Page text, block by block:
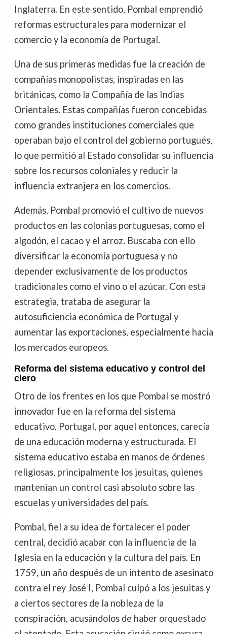
Inglaterra. En este sentido, Pombal emprendió
reformas estructurales para modernizar el
comercio y la economía de Portugal.
Una de sus primeras medidas fue la creación de
compañías monopolistas, inspiradas en las
británicas, como la Compañía de las Indias
Orientales. Estas compañías fueron concebidas
como grandes instituciones comerciales que
operaban bajo el control del gobierno portugués,
lo que permitió al Estado consolidar su influencia
sobre los recursos coloniales y reducir la
influencia extranjera en los comercios.
Además, Pombal promovió el cultivo de nuevos
productos en las colonias portuguesas, como el
algodón, el cacao y el arroz. Buscaba con ello
diversificar la economía portuguesa y no
depender exclusivamente de los productos
tradicionales como el vino o el azúcar. Con esta
estrategia, trataba de asegurar la
autosuficiencia económica de Portugal y
aumentar las exportaciones, especialmente hacia
los mercados europeos.
Reforma del sistema educativo y control del
clero
Otro de los frentes en los que Pombal se mostró
innovador fue en la reforma del sistema
educativo. Portugal, por aquel entonces, carecía
de una educación moderna y estructurada. El
sistema educativo estaba en manos de órdenes
religiosas, principalmente los jesuitas, quienes
mantenían un control casi absoluto sobre las
escuelas y universidades del país.
Pombal, fiel a su idea de fortalecer el poder
central, decidió acabar con la influencia de la
Iglesia en la educación y la cultura del país. En
1759, un año después de un intento de asesinato
contra el rey José I, Pombal culpó a los jesuitas y
a ciertos sectores de la nobleza de la
conspiración, acusándolos de haber orquestado